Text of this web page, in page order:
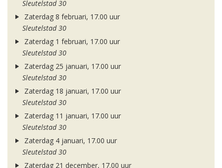
Sleutelstad 30
Zaterdag 8 februari, 17.00 uur
Sleutelstad 30
Zaterdag 1 februari, 17.00 uur
Sleutelstad 30
Zaterdag 25 januari, 17.00 uur
Sleutelstad 30
Zaterdag 18 januari, 17.00 uur
Sleutelstad 30
Zaterdag 11 januari, 17.00 uur
Sleutelstad 30
Zaterdag 4 januari, 17.00 uur
Sleutelstad 30
Zaterdag 21 december, 17.00 uur